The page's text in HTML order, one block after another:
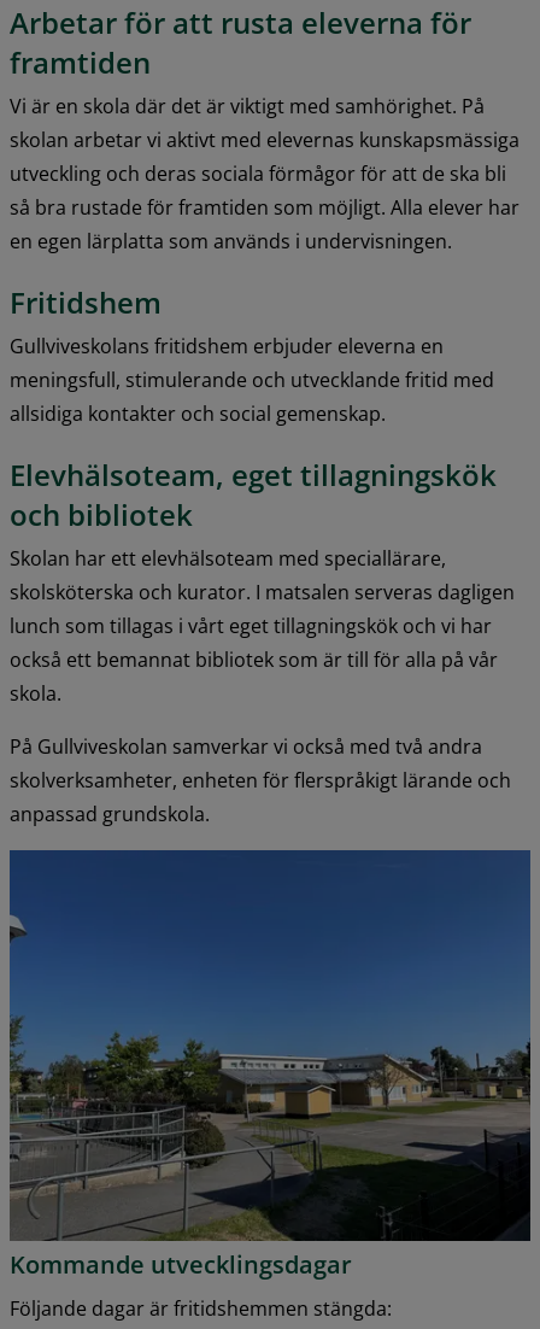
Arbetar för att rusta eleverna för
framtiden
Vi är en skola där det är viktigt med samhörighet. På
skolan arbetar vi aktivt med elevernas kunskapsmässiga
utveckling och deras sociala förmågor för att de ska bli
så bra rustade för framtiden som möjligt. Alla elever har
en egen lärplatta som används i undervisningen.
Fritidshem
Gullviveskolans fritidshem erbjuder eleverna en
meningsfull, stimulerande och utvecklande fritid med
allsidiga kontakter och social gemenskap.
Elevhälsoteam, eget tillagningskök
och bibliotek
Skolan har ett elevhälsoteam med speciallärare,
skolsköterska och kurator. I matsalen serveras dagligen
lunch som tillagas i vårt eget tillagningskök och vi har
också ett bemannat bibliotek som är till för alla på vår
skola.
På Gullviveskolan samverkar vi också med två andra
skolverksamheter, enheten för flerspråkigt lärande och
anpassad grundskola.
Kommande utvecklingsdagar
Följande dagar är fritidshemmen stängda: